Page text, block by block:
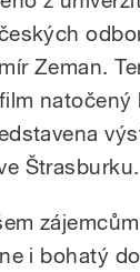
Zeman.
Štrasburku.
i bohatý